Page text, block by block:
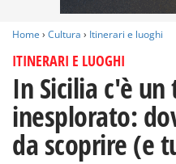
Home › Cultura › Itinerari e luoghi
ITINERARI E LUOGHI
In Sicilia c'è
inesplorato:
da scoprire (e